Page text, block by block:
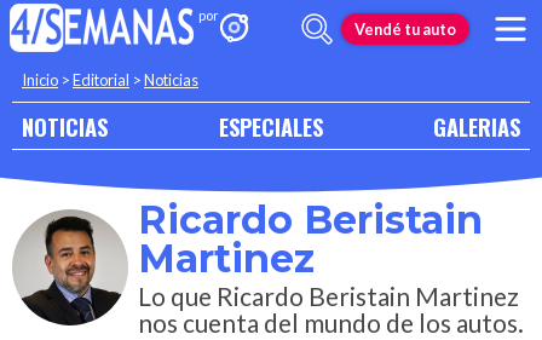
Vendé tu auto
Inicio >Editorial >Noticias
NOTICIAS ESPECIALES GALERIAS
Ricardo Beristain
Martinez
Lo que Ricardo Beristain Martinez
nos cuenta del mundo de los autos.